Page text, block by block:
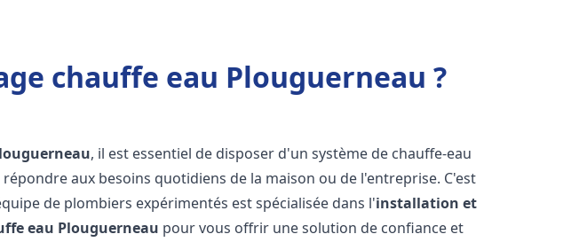
chauffe eau Plouguerneau ?
, il est essentiel de disposer d'un système de chauffe-eau
aux besoins quotidiens de la maison ou de l'entreprise. C'est
de plombiers expérimentés est spécialisée dans l'installation et
eau Plouguerneau pour vous offrir une solution de confiance et